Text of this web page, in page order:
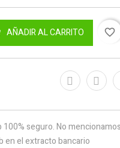
AÑADIR AL CARRITO favorite_border